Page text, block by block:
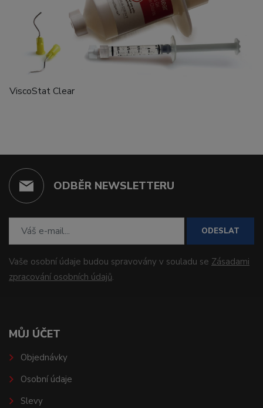
ViscoStat Clear
ODBĚR NEWSLETTERU
ODESLAT
Vaše osobní údaje budou spravovány v souladu se Zásadami
zpracování osobních údajů.
MŮJ ÚČET
Objednávky
Osobní údaje
Slevy